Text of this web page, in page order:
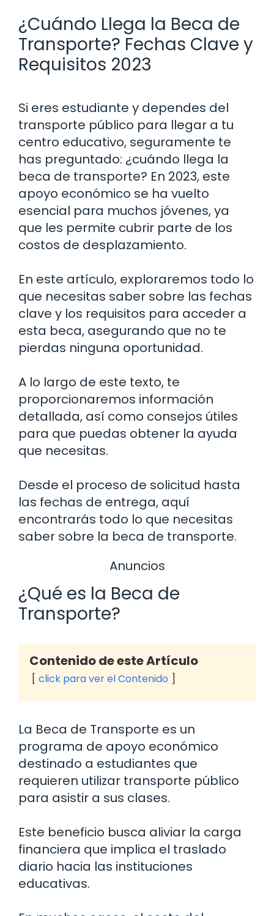
¿Cuándo Llega la Beca de
Transporte? Fechas Clave y
Requisitos 2023
Si eres estudiante y dependes del
transporte público para llegar a tu
centro educativo, seguramente te
has preguntado: ¿cuándo llega la
beca de transporte? En 2023, este
apoyo económico se ha vuelto
esencial para muchos jóvenes, ya
que les permite cubrir parte de los
costos de desplazamiento.
En este artículo, exploraremos todo lo
que necesitas saber sobre las fechas
clave y los requisitos para acceder a
esta beca, asegurando que no te
pierdas ninguna oportunidad.
A lo largo de este texto, te
proporcionaremos información
detallada, así como consejos útiles
para que puedas obtener la ayuda
que necesitas.
Desde el proceso de solicitud hasta
las fechas de entrega, aquí
encontrarás todo lo que necesitas
saber sobre la beca de transporte.
Anuncios
¿Qué es la Beca de
Transporte?
Contenido de este Artículo
click para ver el Contenido
La Beca de Transporte es un
programa de apoyo económico
destinado a estudiantes que
requieren utilizar transporte público
para asistir a sus clases.
Este beneficio busca aliviar la carga
financiera que implica el traslado
diario hacia las instituciones
educativas.